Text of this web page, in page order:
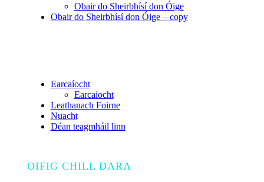
Obair do Sheirbhísí don Óige
Obair do Sheirbhísí don Óige – copy
Earcaíocht
Earcaíocht
Leathanach Foirne
Nuacht
Déan teagmháil linn
OIFIG CHILL DARA